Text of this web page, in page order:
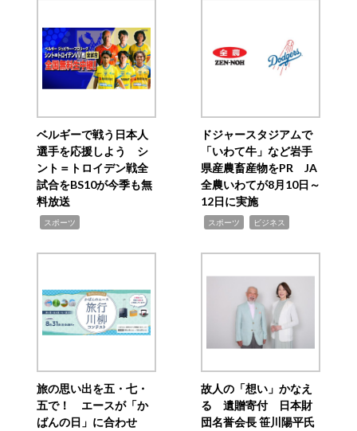
ベルギーで戦う日本人
選手を応援しよう シ
ント＝トロイデン戦全
試合をBS10が今季も無
料放送
スポーツ
ドジャースタジアムで
「いわて牛」など岩手
県産農畜産物をPR JA
全農いわてが8月10日～
12日に実施
スポーツ ビジネス
旅の思い出を五・七・
五で！ エースが「か
ばんの日」に合わせ
故人の「想い」かなえ
る 遺贈寄付 日本財
団名誉会長 笹川陽平氏